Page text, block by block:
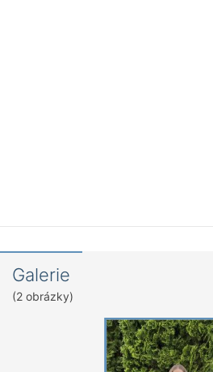
Galerie
(2 obrázky)